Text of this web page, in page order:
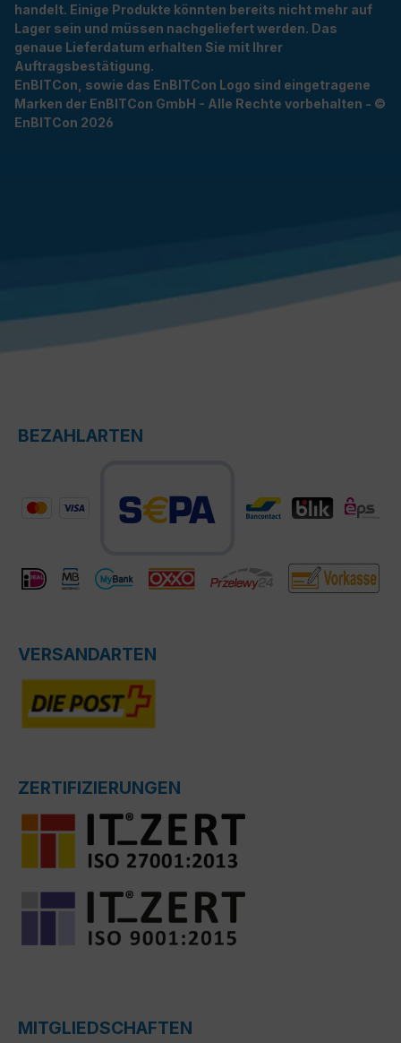
handelt. Einige Produkte könnten bereits nicht mehr auf
Lager sein und müssen nachgeliefert werden. Das
genaue Lieferdatum erhalten Sie mit Ihrer
Auftragsbestätigung.
EnBITCon, sowie das EnBITCon Logo sind eingetragene
Marken der EnBITCon GmbH - Alle Rechte vorbehalten - ©
EnBITCon 2026
BEZAHLARTEN
VERSANDARTEN
ZERTIFIZIERUNGEN
MITGLIEDSCHAFTEN